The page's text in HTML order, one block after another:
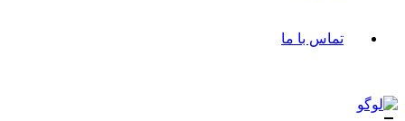
تماس با ما